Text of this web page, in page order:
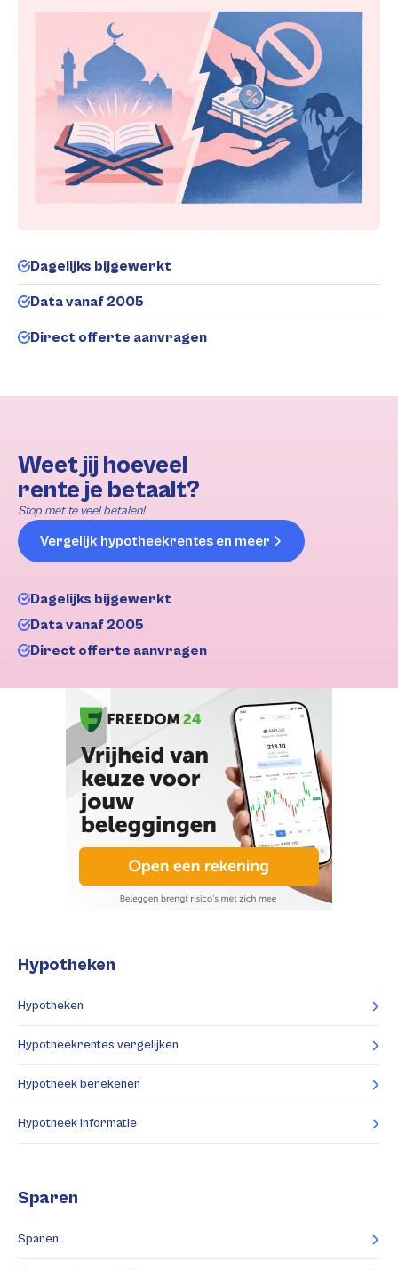
Dagelijks bijgewerkt
Data vanaf 2005
Direct offerte aanvragen
Weet jij hoeveel
rente je betaalt?
Stop met te veel betalen!
Vergelijk hypotheekrentes en meer
Dagelijks bijgewerkt
Data vanaf 2005
Direct offerte aanvragen
Hypotheken
Hypotheken
Hypotheekrentes vergelijken
Hypotheek berekenen
Hypotheek informatie
Sparen
Sparen